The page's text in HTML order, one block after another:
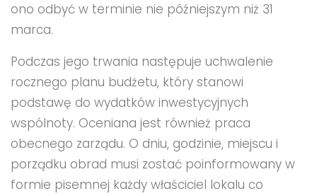
ono odbyć w terminie nie późniejszym niż 31
marca.
Podczas jego trwania następuje uchwalenie
rocznego planu budżetu, który stanowi
podstawę do wydatków inwestycyjnych
wspólnoty. Oceniana jest również praca
obecnego zarządu. O dniu, godzinie, miejscu i
porządku obrad musi zostać poinformowany w
formie pisemnej każdy właściciel lokalu co